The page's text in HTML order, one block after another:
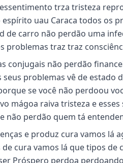
trza tristeza
uau Caraca todos os
de carro não perdão uma
problemas traz traz
conjugais não perdão
problemas vê de estado
se você não perdoou
mágoa raiva tristeza e
não perdão quem tá
e produz cura vamos lá
cura vamos lá que tipos
Próspero perdoa